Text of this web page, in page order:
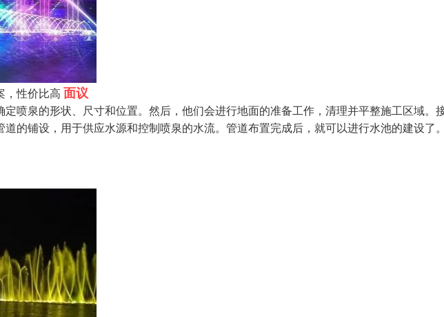
，性价比高 面议
喷泉的形状、尺寸和位置。然后，他们会进行地面的准备工作，清理并平整施工区域。
的铺设，用于供应水源和控制喷泉的水流。管道布置完成后，就可以进行水池的建设了